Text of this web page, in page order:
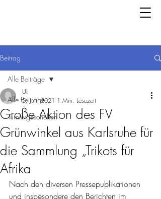
Beitrag
Alle Beiträge
Turniergeschehen
Alle Beiträge
Große Aktion des FV
Grünwinkel aus Karlsruhe für
die Sammlung „Trikots für
Afrika
Uli
5. Juni 2021 1 Min. Lesezeit
Nach den diversen Pressepublikationen
und insbesondere den Berichten im